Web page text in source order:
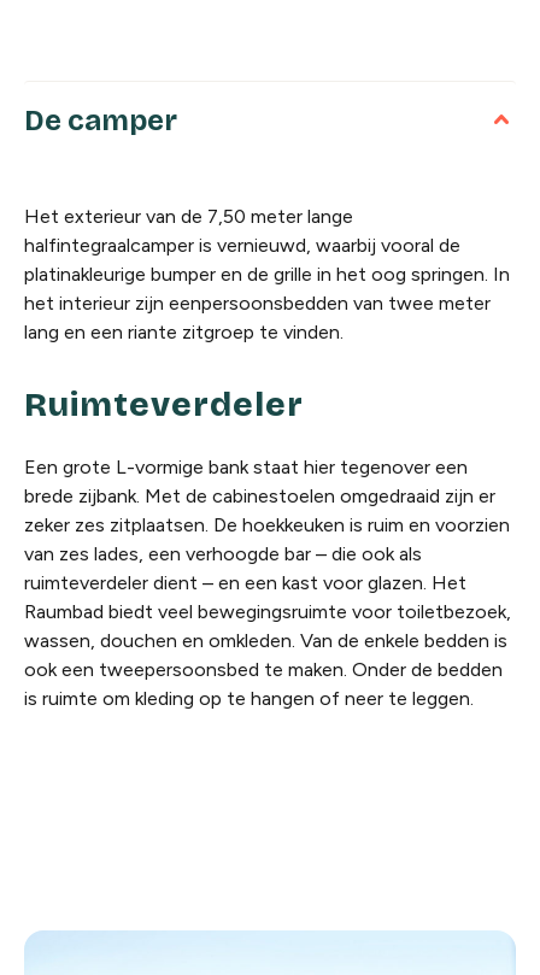
De camper
Het exterieur van de 7,50 meter lange
halfintegraalcamper is vernieuwd, waarbij vooral de
platinakleurige bumper en de grille in het oog springen. In
het interieur zijn eenpersoonsbedden van twee meter
lang en een riante zitgroep te vinden.
Ruimteverdeler
Een grote L-vormige bank staat hier tegenover een
brede zijbank. Met de cabinestoelen omgedraaid zijn er
zeker zes zitplaatsen. De hoekkeuken is ruim en voorzien
van zes lades, een verhoogde bar – die ook als
ruimteverdeler dient – en een kast voor glazen. Het
Raumbad biedt veel bewegingsruimte voor toiletbezoek,
wassen, douchen en omkleden. Van de enkele bedden is
ook een tweepersoonsbed te maken. Onder de bedden
is ruimte om kleding op te hangen of neer te leggen.